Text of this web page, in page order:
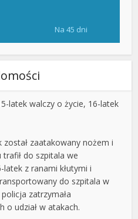
Na 45 dni
latek walczy o życie, 16-latek
zaatakowany nożem i
do szpitala we
latek z ranami kłutymi i
do szpitala w
zatrzymała
o udział w atakach.